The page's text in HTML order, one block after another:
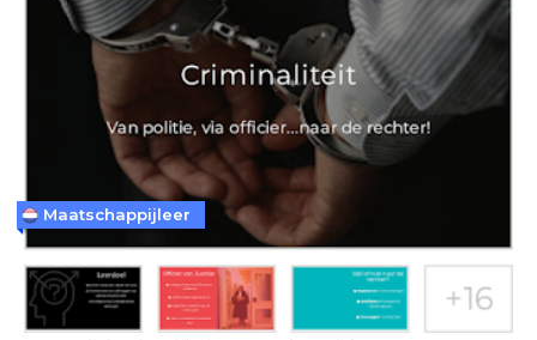
Maatschappijleer